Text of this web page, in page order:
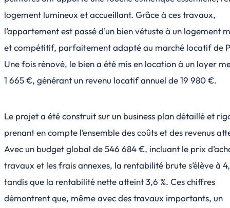
logement lumineux et accueillant. Grâce à ces travaux,
l’appartement est passé d’un bien vétuste à un logement
et compétitif, parfaitement adapté au marché locatif de
Une fois rénové, le bien a été mis en location à un loyer
1 665 €, générant un revenu locatif annuel de 19 980 €.
Le projet a été construit sur un business plan détaillé et
prenant en compte l’ensemble des coûts et des revenus
Avec un budget global de 546 684 €, incluant le prix
travaux et les frais annexes, la rentabilité brute s’élève à
tandis que la rentabilité nette atteint 3,6 %. Ces chiffres
démontrent que, même avec des travaux importants, un